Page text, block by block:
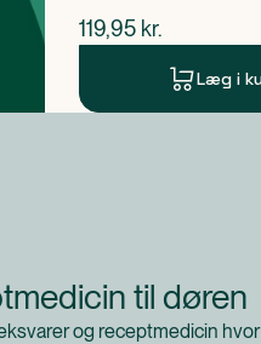
$nuværende pris
119,95 kr.
Læg i
til døren
og receptmedicin